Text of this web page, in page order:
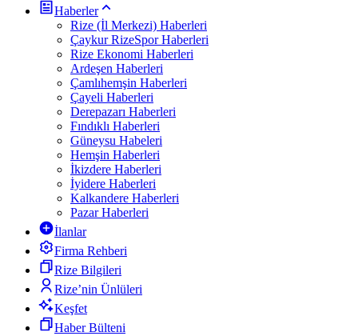
Haberler
Rize (İl Merkezi) Haberleri
Çaykur RizeSpor Haberleri
Rize Ekonomi Haberleri
Ardeşen Haberleri
Çamlıhemşin Haberleri
Çayeli Haberleri
Derepazarı Haberleri
Fındıklı Haberleri
Güneysu Habeleri
Hemşin Haberleri
İkizdere Haberleri
İyidere Haberleri
Kalkandere Haberleri
Pazar Haberleri
İlanlar
Firma Rehberi
Rize Bilgileri
Rize’nin Ünlüleri
Keşfet
Haber Bülteni